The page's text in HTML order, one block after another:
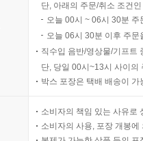
단, 아래의 주문/취소 조건
오늘 00시 ~ 06시 30분
오늘 06시 30분 이후 주
직수입 음반/영상물/기프트
단, 당일 00시~13시 사이의
박스 포장은 택배 배송이
소비자의 책임 있는 사유로
소비자의 사용, 포장 개봉